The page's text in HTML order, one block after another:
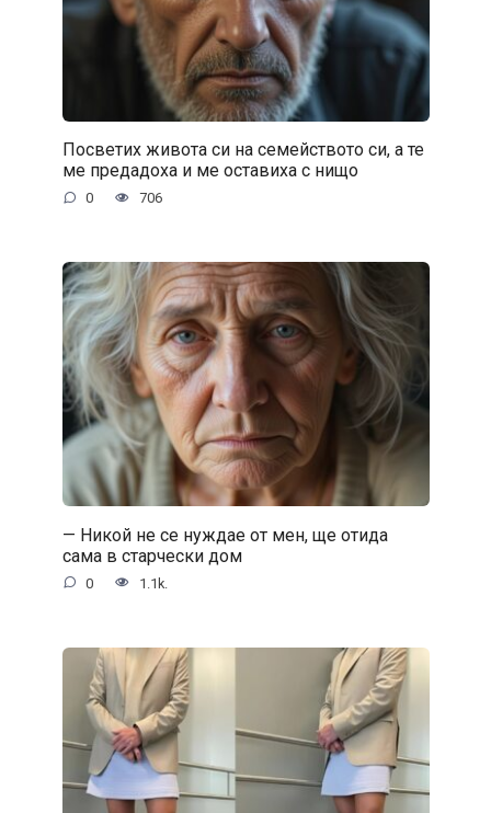
Посветих живота си на семейството си, а те
ме предадоха и ме оставиха с нищо
0 706
— Никой не се нуждае от мен, ще отида
сама в старчески дом
0 1.1k.